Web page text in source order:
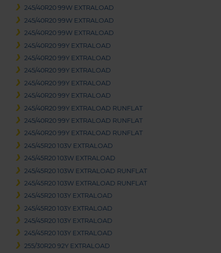
245/40R20 99W EXTRALOAD
245/40R20 99W EXTRALOAD
245/40R20 99W EXTRALOAD
245/40R20 99Y EXTRALOAD
245/40R20 99Y EXTRALOAD
245/40R20 99Y EXTRALOAD
245/40R20 99Y EXTRALOAD
245/40R20 99Y EXTRALOAD
245/40R20 99Y EXTRALOAD RUNFLAT
245/40R20 99Y EXTRALOAD RUNFLAT
245/40R20 99Y EXTRALOAD RUNFLAT
245/45R20 103V EXTRALOAD
245/45R20 103W EXTRALOAD
245/45R20 103W EXTRALOAD RUNFLAT
245/45R20 103W EXTRALOAD RUNFLAT
245/45R20 103Y EXTRALOAD
245/45R20 103Y EXTRALOAD
245/45R20 103Y EXTRALOAD
245/45R20 103Y EXTRALOAD
255/30R20 92Y EXTRALOAD